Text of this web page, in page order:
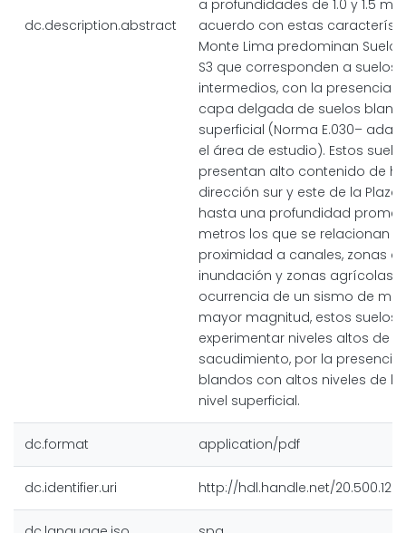
dc.description.abstract
a profundidades de 1.0 y 1.5
acuerdo con estas
Monte Lima predominan Suelos
S3 que corresponden a suelos
intermedios, con la presencia
capa delgada de suelos
superficial (Norma E.030–
el área de estudio). Estos
presentan alto contenido de
dirección sur y este de la Plaza
hasta una profundidad
metros los que se relacionan a
proximidad a canales, zonas
inundación y zonas agrícolas.
ocurrencia de un sismo de
mayor magnitud, estos suelos
experimentar niveles altos de
sacudimiento, por la presencia
blandos con altos niveles de
nivel superficial.
dc.format application/pdf
dc.identifier.uri http://hdl.handle.net/